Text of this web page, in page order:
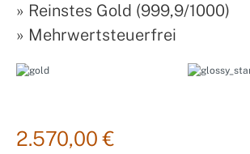
» Reinstes Gold (999,9/1000)
» Mehrwertsteuerfrei
2.570,00 €